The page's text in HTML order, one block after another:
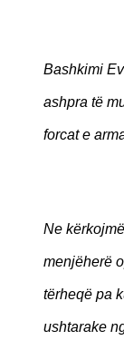
Bashkimi
ashpra të
forcat e
Ne
menjëherë
tërheqë pa
ushtarake